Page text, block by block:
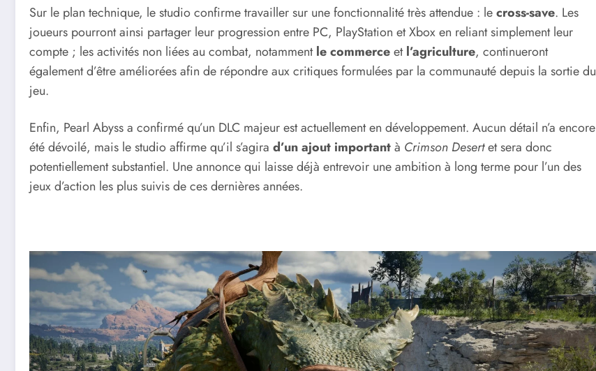
Sur le plan technique, le studio confirme travailler sur une fonctionnalité très attendue : lecross-save. Les
joueurs pourront ainsi partager leur progression entre PC, PlayStation et Xbox en reliant simplement leur
compte ; les activités non liées au combat, notammentle commerceetl’agriculture, continueront
également d’être améliorées afin de répondre aux critiques formulées par la communauté depuis la sortie du
jeu.
Enfin, Pearl Abyss a confirmé qu’un DLC majeur est actuellement en développement. Aucun détail n’a encore
été dévoilé, mais le studio affirme qu’il s’agira d’un ajout importantà Crimson Desertet sera donc
potentiellement substantiel. Une annonce qui laisse déjà entrevoir une ambition à long terme pour l’un des
jeux d’action les plus suivis de ces dernières années.